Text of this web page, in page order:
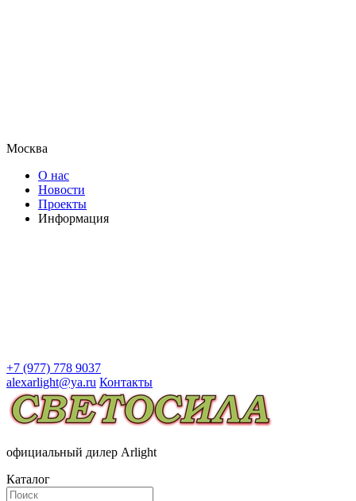
Москва
О нас
Новости
Проекты
Информация
+7 (977) 778 9037
alexarlight@ya.ru Контакты
официальный дилер Arlight
Каталог